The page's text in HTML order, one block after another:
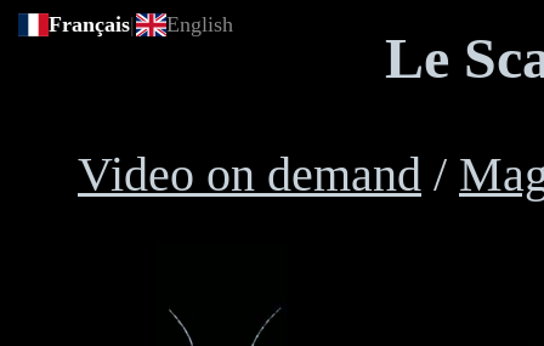
Français| English
Le
Video on demand /